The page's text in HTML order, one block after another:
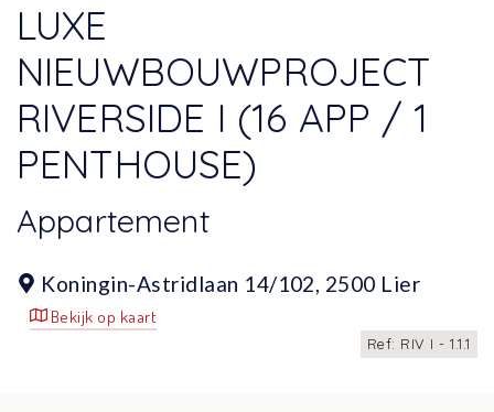
LUXE
NIEUWBOUWPROJECT
RIVERSIDE I (16 APP / 1
PENTHOUSE)
Appartement
Koningin-Astridlaan 14/102, 2500 Lier
Bekijk op kaart
Ref: RIV I - 1.1.1